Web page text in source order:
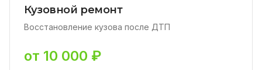
Кузовной ремонт
Восстановление кузова после ДТП
от 10 000 ₽